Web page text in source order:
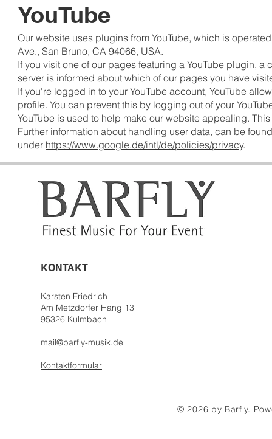
YouTube
Our website uses plugins from YouTube, which is
Ave., San Bruno, CA 94066, USA.
If you visit one of our pages featuring a YouTube plugin, a
server is informed about which of our pages you have
If you're logged in to your YouTube account, YouTube
profile. You can prevent this by logging out of your
YouTube is used to help make our website appealing.
Further information about handling user data, can be
under https://www.google.de/intl/de/policies/privacy.
KONTAKT
Karsten Friedrich
Am Metzdorfer Hang 13
95326 Kulmbach
mail@barfly-musik.de
Kontaktformular
© 2026 by Barfly.